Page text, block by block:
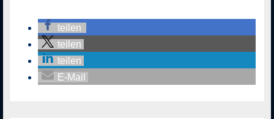
teilen
teilen
teilen
E-Mail